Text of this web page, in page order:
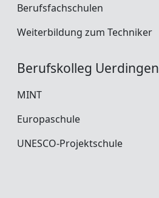
Berufsfachschulen
Weiterbildung zum Techniker
Berufskolleg Uerdingen
MINT
Europaschule
UNESCO-Projektschule